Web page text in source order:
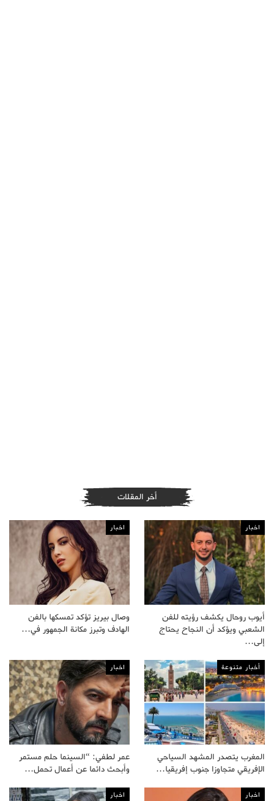
أخر المقلات
اخبار
أيوب روحال يكشف رؤيته للفن
الشعبي ويؤكد أن النجاح يحتاج
إلى…
اخبار
وصال بيريز تؤكد تمسكها بالفن
الهادف وتبرز مكانة الجمهور في…
أخبار متنوعة
المغرب يتصدر المشهد السياحي
الإفريقي متجاوزا جنوب إفريقيا…
اخبار
عمر لطفي: “السينما حلم مستمر
وأبحث دائما عن أعمال تحمل…
اخبار اخبار